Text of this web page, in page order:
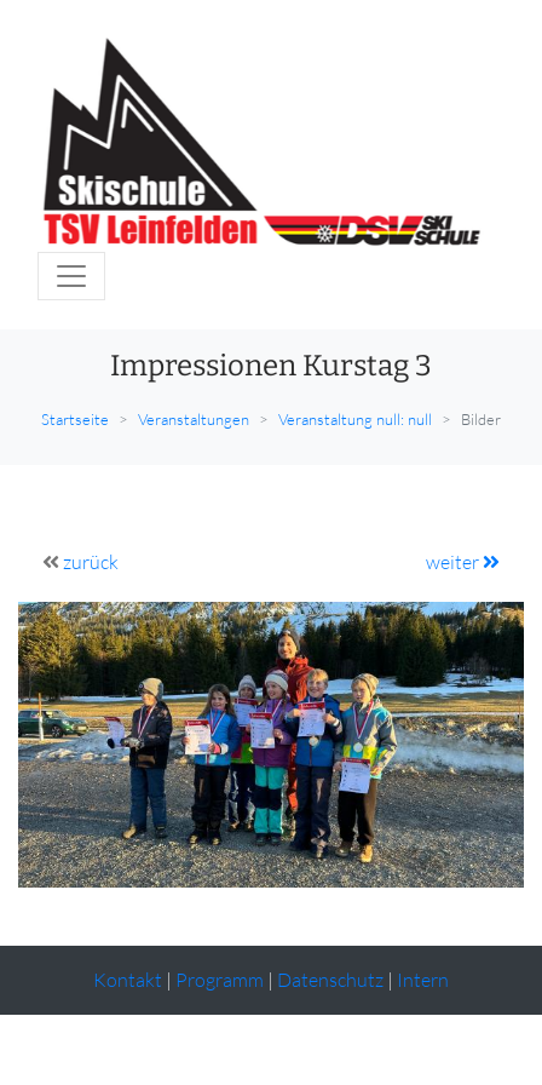
Impressionen Kurstag 3
Startseite Veranstaltungen Veranstaltung null: null Bilder
zurück weiter
Kontakt | Programm | Datenschutz | Intern